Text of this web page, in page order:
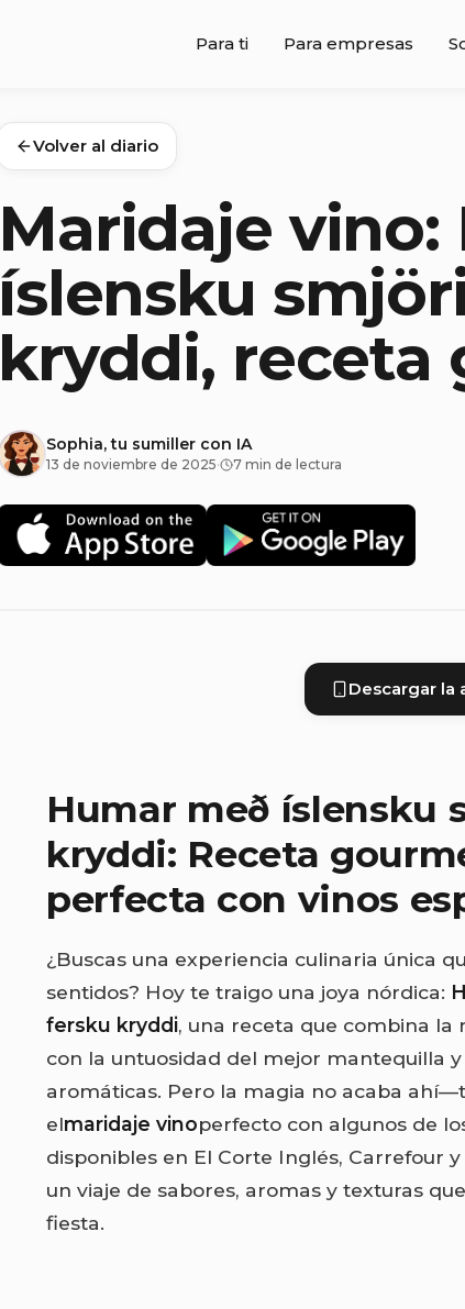
Para ti Para empresas
Volver al diario
Maridaje
íslensku
kryddi, receta
Sophia, tu sumiller con IA
13 de noviembre de 2025· 7 min de lectura
Descargar la
Humar með íslensku
kryddi: Receta
perfecta con vinos
¿Buscas una experiencia culinaria única
sentidos? Hoy te traigo una joya nórdica:
fersku kryddi, una receta que combina la
con la untuosidad del mejor mantequilla
aromáticas. Pero la magia no acaba
elmaridaje vinoperfecto con algunos de
disponibles en El Corte Inglés, Carrefour
un viaje de sabores, aromas y texturas
fiesta.